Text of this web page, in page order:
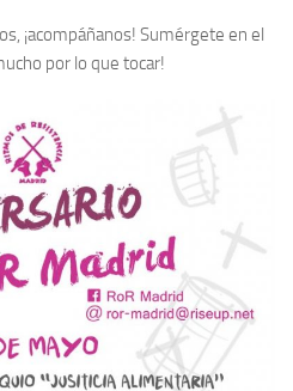
¡acompáñanos! Sumérgete en el
por lo que tocar!